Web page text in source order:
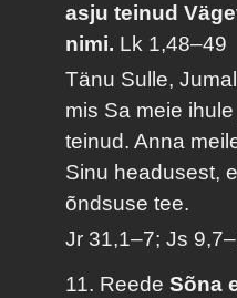
asju teinud
nimi. Lk 1,48–49
Tänu Sulle,
mis Sa meie
teinud. Anna
Sinu headusest,
õndsuse tee.
Jr 31,1–7; Js
11. ReedeSõna